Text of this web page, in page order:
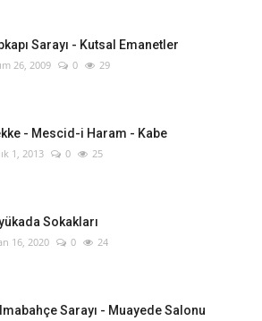
Sarayı - Kutsal Emanetler
26, 2009 0 29
- Mescid-i Haram - Kabe
1, 2013 0 25
Sokakları
16, 2020 0 24
Sarayı - Muayede Salonu